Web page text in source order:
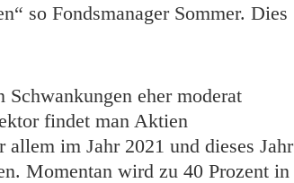
so Fondsmanager Sommer. Dies
eher moderat
findet man Aktien
im Jahr 2021 und dieses Jahr
Momentan wird zu 40 Prozent in